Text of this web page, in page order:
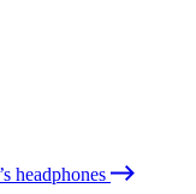
headphones